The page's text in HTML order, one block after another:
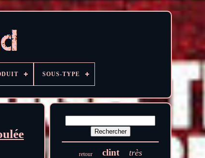
SOUS-TYPE
retour clint très